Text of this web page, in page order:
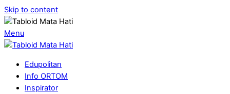
Skip to content
Menu
Edupolitan
Info ORTOM
Inspirator